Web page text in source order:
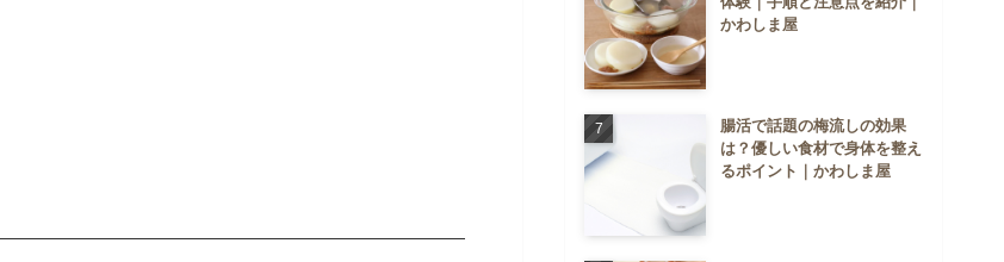
かわしま屋
腸活で話題の梅流しの効果
は？優しい食材で身体を整え
るポイント｜かわしま屋